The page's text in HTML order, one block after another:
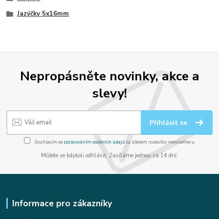
Jazýčky 5x16mm
Nepropásněte novinky, akce a
slevy!
Přihlásit se
Souhlasím se zpracováním osobních údajůza účelem rozesílky newsletteru.
Můžete se kdykoli odhlásit. Zasíláme jednou za 14 dní.
Informace pro zákazníky